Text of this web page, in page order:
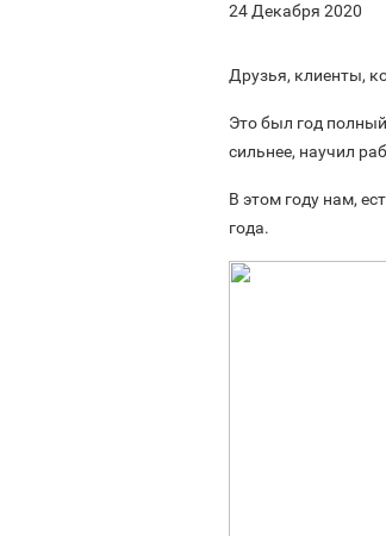
24 Декабря 2020
Друзья, клиенты,
Это был год
сильнее, научил
В этом году нам,
года.